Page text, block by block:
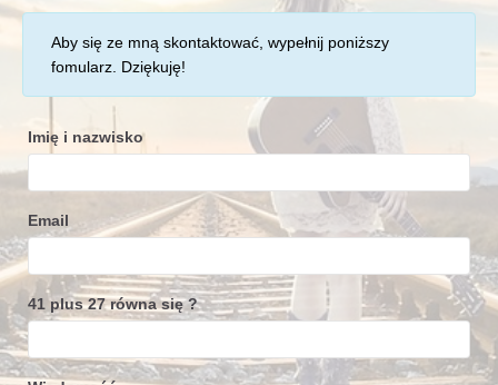
Aby się ze mną skontaktować, wypełnij poniższy
fomularz. Dziękuję!
Imię i nazwisko
Email
41 plus 27 równa się ?